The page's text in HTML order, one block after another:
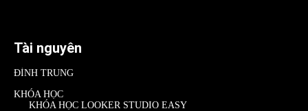
Tài nguyên
ĐÌNH TRUNG
KHÓA HỌC
KHÓA HỌC LOOKER STUDIO EASY